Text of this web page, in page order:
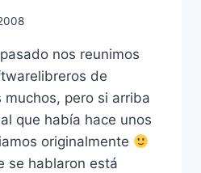
nos reunimos
de
muchos, pero si arriba
que había hace unos
originalmente
se hablaron está